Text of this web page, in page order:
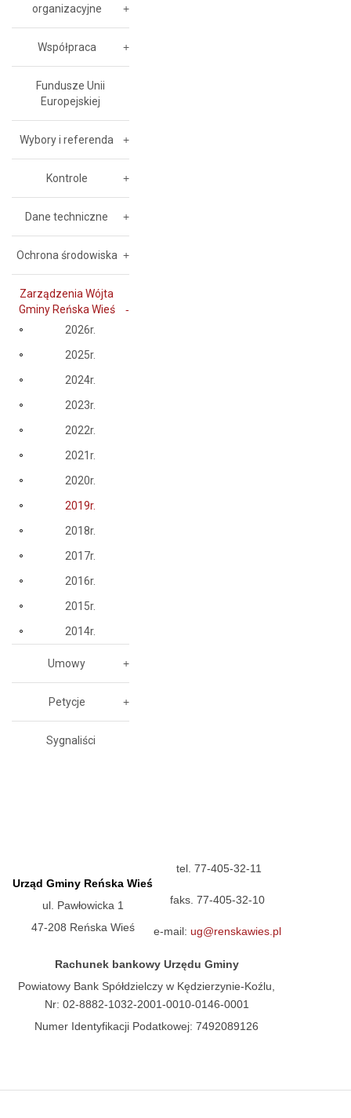
organizacyjne
Współpraca
Fundusze Unii
Europejskiej
Wybory i referenda
Kontrole
Dane techniczne
Ochrona środowiska
Zarządzenia Wójta
Gminy Reńska Wieś
2026r.
2025r.
2024r.
2023r.
2022r.
2021r.
2020r.
2019r.
2018r.
2017r.
2016r.
2015r.
2014r.
Umowy
Petycje
Sygnaliści
Urząd Gminy Reńska Wieś
ul. Pawłowicka 1
47-208 Reńska Wieś
tel. 77-405-32-11
faks. 77-405-32-10
e-mail: ug@renskawies.pl
Rachunek bankowy Urzędu Gminy
Powiatowy Bank Spółdzielczy w Kędzierzynie-Koźlu,
Nr: 02-8882-1032-2001-0010-0146-0001
Numer Identyfikacji Podatkowej: 7492089126